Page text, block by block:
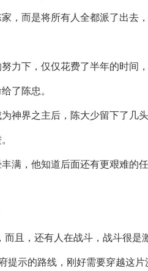
，而是将所有人全都派了出去
力下，仅仅花费了半年的时间
了陈忠。
神界之主后，陈大少留下了几
满，他知道后面还有更艰难的
而且，还有人在战斗，战斗很是
提示的路线，刚好需要穿越这